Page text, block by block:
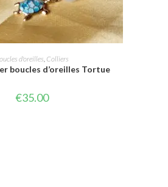
AU PANIER
d'oreilles Colliers
boucles d’oreilles Tortue
€35.00